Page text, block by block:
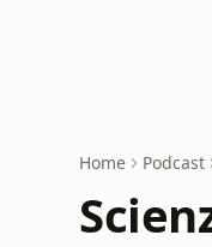
Home Podcast